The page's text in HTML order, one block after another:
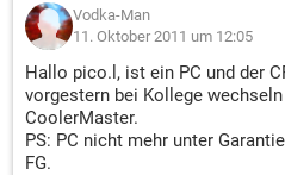
Vodka-Man
11. Oktober 2011 um 12:05
Hallo pico.l, ist ein PC und der
vorgestern bei Kollege
CoolerMaster.
PS: PC nicht mehr unter
FG.